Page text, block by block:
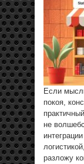
Если
покоя,
не
разложу